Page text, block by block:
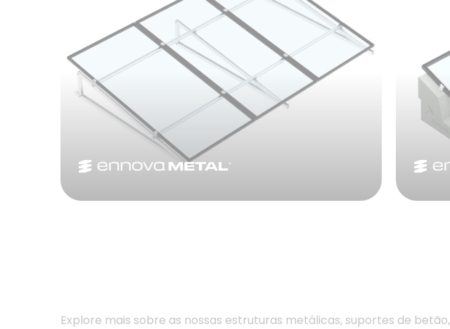
Explore mais sobre as nossas estruturas metálicas, suportes de betão,